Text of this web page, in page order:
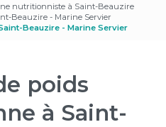
nutritionniste à Saint-Beauzire
Beauzire - Marine Servier
Beauzire - Marine Servier
poids
à Saint-